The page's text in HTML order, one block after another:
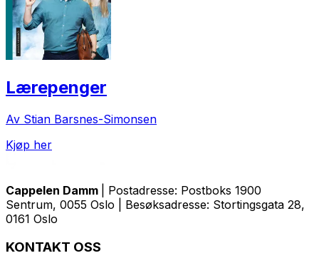
Lærepenger
Av Stian Barsnes-Simonsen
Kjøp her
Cappelen Damm
| Postadresse: Postboks 1900
Sentrum, 0055 Oslo | Besøksadresse: Stortingsgata 28,
0161 Oslo
KONTAKT OSS